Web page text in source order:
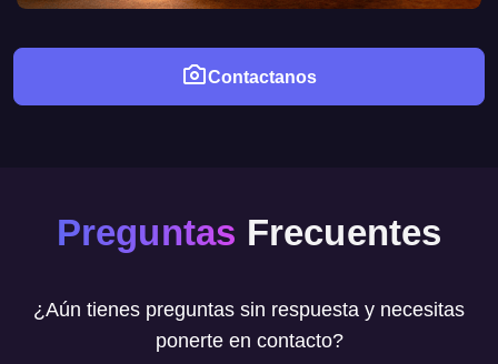
Contactanos
Preguntas Frecuentes
¿Aún tienes preguntas sin respuesta y necesitas
ponerte en contacto?